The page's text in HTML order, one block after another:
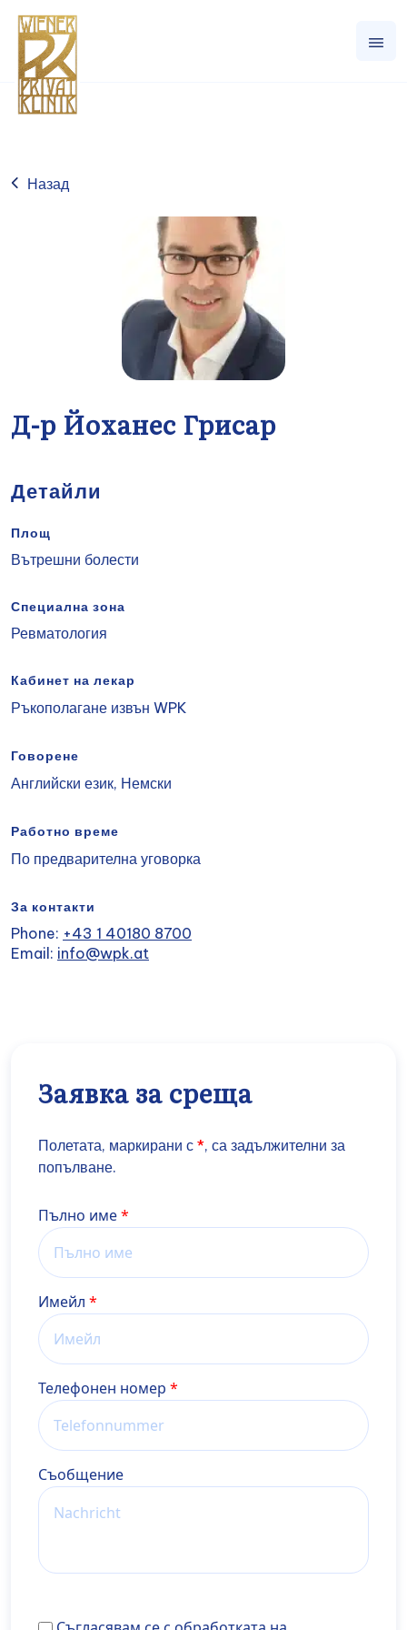
Назад
Д-р Йоханес Грисар
Детайли
Площ
Вътрешни болести
Специална зона
Ревматология
Кабинет на лекар
Ръкополагане извън WPK
Говорене
Английски език, Немски
Работно време
По предварителна уговорка
За контакти
Phone: +43 1 40180 8700
Email: info@wpk.at
Заявка за среща
Полетата, маркирани с *, са задължителни за
попълване.
Name
Пълно име
Имейл
Телефонен номер
Cъобщение